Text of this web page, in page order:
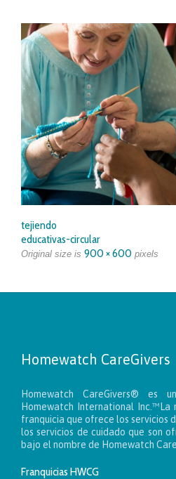
tejiendo
educativas-circular
Original size is 900 × 600 pixels
Homewatch CareGivers
Homewatch CareGivers® es
Homewatch International Inc.™La
franquicia que ofrece los servicios
los servicios de cuidado que son
bajo el nombre de Homewatch
Franquicias HWCG